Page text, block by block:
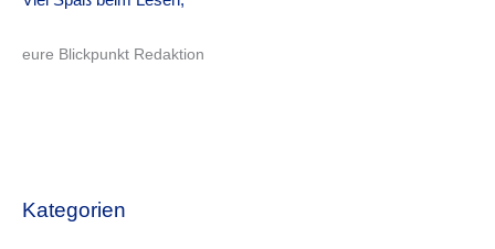
Kategorien
eure Blickpunkt Redaktion